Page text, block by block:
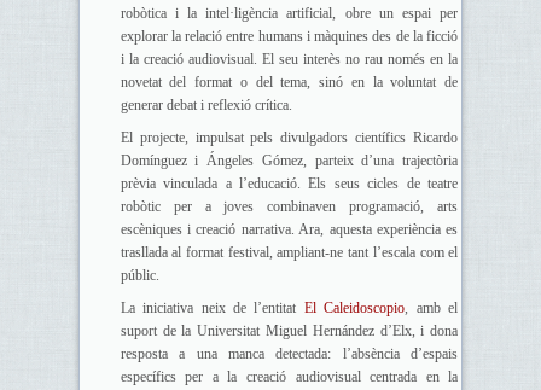
robòtica i la intel·ligència artificial, obre un espai per
explorar la relació entre humans i màquines des de la ficció
i la creació audiovisual. El seu interès no rau només en la
novetat del format o del tema, sinó en la voluntat de
generar debat i reflexió crítica.
El projecte, impulsat pels divulgadors científics Ricardo
Domínguez i Ángeles Gómez, parteix d’una trajectòria
prèvia vinculada a l’educació. Els seus cicles de teatre
robòtic per a joves combinaven programació, arts
escèniques i creació narrativa. Ara, aquesta experiència es
trasllada al format festival, ampliant-ne tant l’escala com el
públic.
La iniciativa neix de l’entitat El Caleidoscopio, amb el
suport de la Universitat Miguel Hernández d’Elx, i dona
resposta a una manca detectada: l’absència d’espais
específics per a la creació audiovisual centrada en la